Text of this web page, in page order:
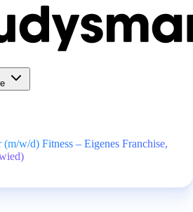
w/d) Fitness – Eigenes Franchise,